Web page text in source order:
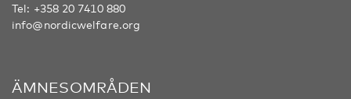
Tel: +358 20 7410 880
info@nordicwelfare.org
ÄMNESOMRÅDEN